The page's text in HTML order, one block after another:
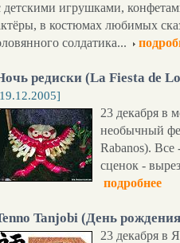
детскими игрушками,
в костюмах любимых
солдатика...
редиски (La Fiesta de
23 декабря в
необычный
Rabanos).
сценок -
подробнее
Tanjobi (День
23 декабря в